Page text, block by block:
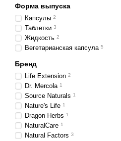
Форма выпуска
Капсулы 2
Таблетки 3
Жидкость 2
Вегетарианская капсула 5
Бренд
Life Extension 2
Dr. Mercola 1
Source Naturals 1
Nature's Life 1
Dragon Herbs 1
NaturalCare 1
Natural Factors 3